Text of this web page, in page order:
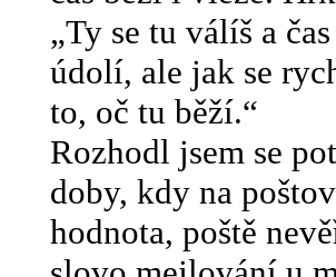
„Ty se tu válíš a
údolí, ale jak se
to, oč tu běží.“
Rozhodl jsem se
doby, kdy na
hodnota, poště